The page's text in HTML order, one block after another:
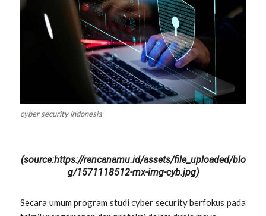
cyber security indonesia
(source:https://rencanamu.id/assets/file_uploaded/blo
g/1571118512-mx-img-cyb.jpg)
Secara umum program studi cyber security berfokus pada